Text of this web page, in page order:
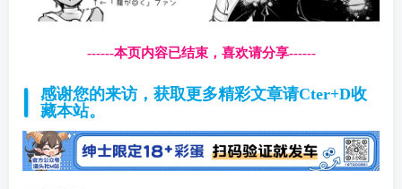
------本页内容已结束，喜欢请分享------
感谢您的来访，获取更多精彩文章请Cter+D收
藏本站。